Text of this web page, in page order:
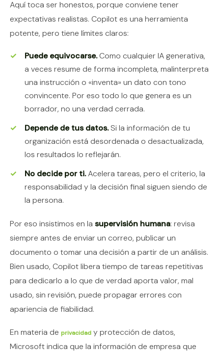
Aquí toca ser honestos, porque conviene tener
expectativas realistas. Copilot es una herramienta
potente, pero tiene límites claros:
Puede equivocarse.Como cualquier IA generativa,
a veces resume de forma incompleta, malinterpreta
una instrucción o «inventa» un dato con tono
convincente. Por eso todo lo que genera es un
borrador, no una verdad cerrada.
Depende de tus datos.Si la información de tu
organización está desordenada o desactualizada,
los resultados lo reflejarán.
No decide por ti.Acelera tareas, pero el criterio, la
responsabilidad y la decisión final siguen siendo de
la persona.
Por eso insistimos en la supervisión humana: revisa
siempre antes de enviar un correo, publicar un
documento o tomar una decisión a partir de un análisis.
Bien usado, Copilot libera tiempo de tareas repetitivas
para dedicarlo a lo que de verdad aporta valor, mal
usado, sin revisión, puede propagar errores con
apariencia de fiabilidad.
En materia de privacidad y protección de datos,
Microsoft indica que la información de empresa que